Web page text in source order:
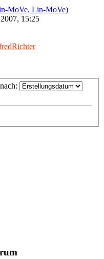
MoVe, Lin-MoVe)
15:25